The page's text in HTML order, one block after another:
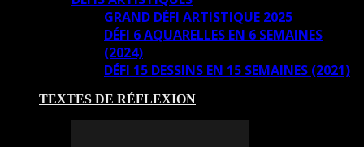
GRAND DÉFI ARTISTIQUE 2025
DÉFI 6 AQUARELLES EN 6 SEMAINES
(2024)
DÉFI 15 DESSINS EN 15 SEMAINES (2021)
TEXTES DE RÉFLEXION